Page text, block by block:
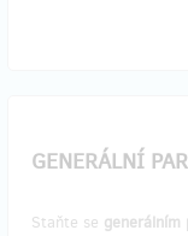
GENERÁLNÍ
Staňte se generálním